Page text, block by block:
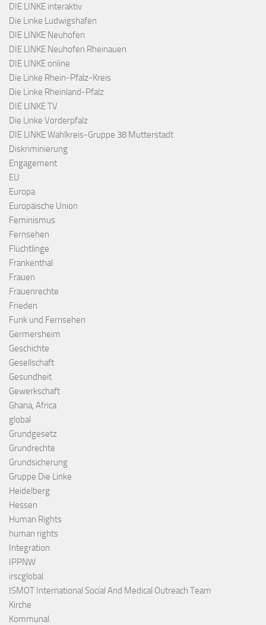
DIE LINKE interaktiv
Die Linke Ludwigshafen
DIE LINKE Neuhofen
DIE LINKE Neuhofen Rheinauen
DIE LINKE online
Die Linke Rhein-Pfalz-Kreis
Die Linke Rheinland-Pfalz
DIE LINKE TV
Die Linke Vorderpfalz
DIE LINKE Wahlkreis-Gruppe 38 Mutterstadt
Diskriminierung
Engagement
EU
Europa
Europäische Union
Feminismus
Fernsehen
Flüchtlinge
Frankenthal
Frauen
Frauenrechte
Frieden
Funk und Fernsehen
Germersheim
Geschichte
Gesellschaft
Gesundheit
Gewerkschaft
Ghana, Africa
global
Grundgesetz
Grundrechte
Grundsicherung
Gruppe Die Linke
Heidelberg
Hessen
Human Rights
human rights
Integration
IPPNW
irscglobal
ISMOT International Social And Medical Outreach Team
Kirche
Kommunal